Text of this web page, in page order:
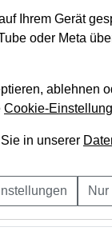
Umsatz
Ihrem Gerät
oder Meta
ablehnen
Cookie-
in unserer